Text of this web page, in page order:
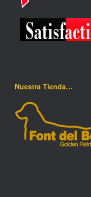
Nuestra Tienda…